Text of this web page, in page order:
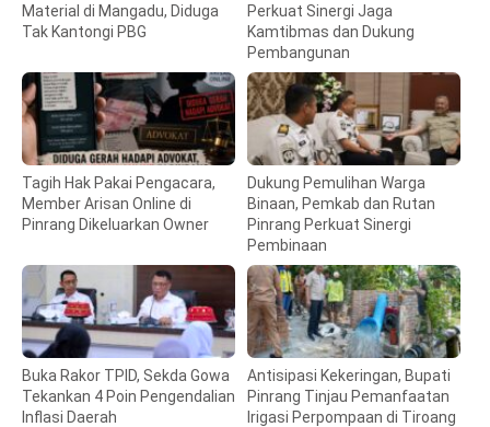
Material di Mangadu, Diduga
Tak Kantongi PBG
Perkuat Sinergi Jaga
Kamtibmas dan Dukung
Pembangunan
Tagih Hak Pakai Pengacara,
Member Arisan Online di
Pinrang Dikeluarkan Owner
Dukung Pemulihan Warga
Binaan, Pemkab dan Rutan
Pinrang Perkuat Sinergi
Pembinaan
Buka Rakor TPID, Sekda Gowa
Tekankan 4 Poin Pengendalian
Inflasi Daerah
Antisipasi Kekeringan, Bupati
Pinrang Tinjau Pemanfaatan
Irigasi Perpompaan di Tiroang